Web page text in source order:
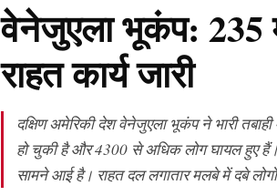
वेनेजुएला भूकंप: 235
राहत कार्य जारी
दक्षिण अमेरिकी देश वेनेजुएला भूकंप ने भारी
हो चुकी है और 4300 से अधिक लोग घायल हुए हैं।
सामने आई है। राहत दल लगातार मलबे में दबे